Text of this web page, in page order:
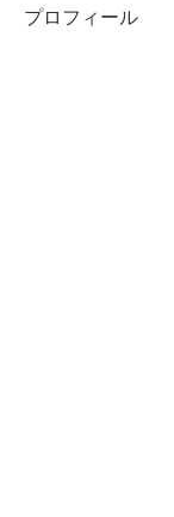
プロフィール